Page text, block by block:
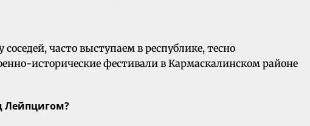
часто выступаем в республике, тесно
исторические фестивали в Кармаскалинском районе
Лейпцигом?